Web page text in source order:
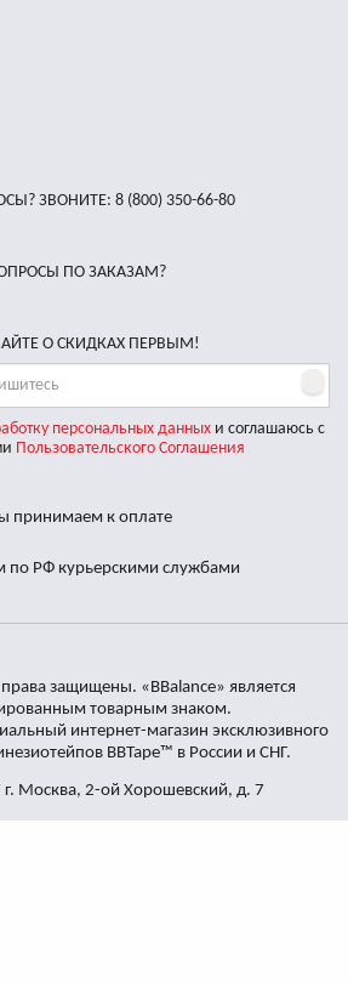
ЗВОНИТЕ: 8 (800) 350-66-80
ПО ЗАКАЗАМ?
О СКИДКАХ ПЕРВЫМ!
персональных данныхи соглашаюсь с
Пользовательского Соглашения
принимаем к оплате
по РФ курьерскими службами
защищены. «BBalance» является
товарным знаком.
интернет-магазин эксклюзивного
BBTape™ в России и СНГ.
Москва, 2-ой Хорошевский, д. 7